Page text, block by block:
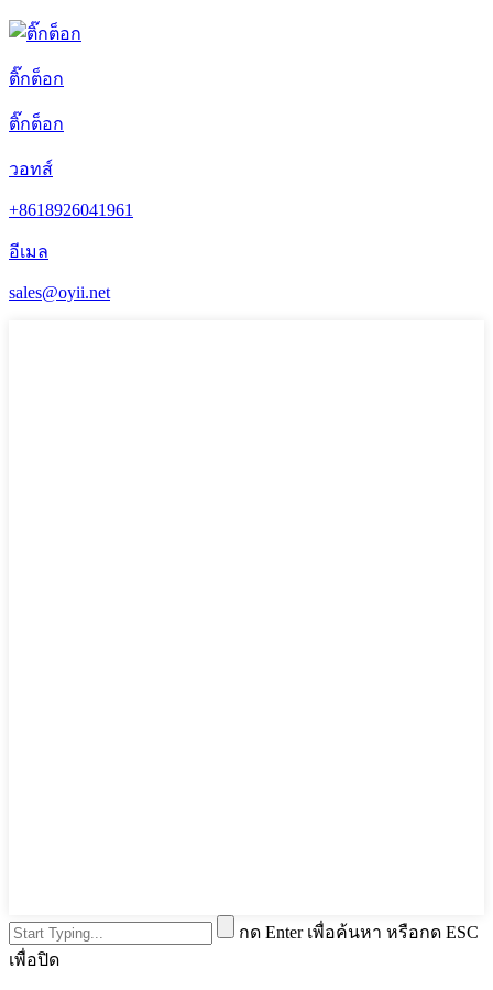
ติ๊กต็อก
ติ๊กต็อก
วอทส์
+8618926041961
อีเมล
sales@oyii.net
กด Enter เพื่อค้นหา หรือกด ESC
เพื่อปิด